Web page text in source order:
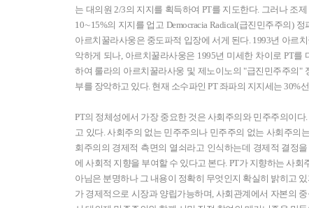
는 대의원 2/3의 지지를 획득하여 PT를 지도한다. 그러나 조
10∼15%의 지지를 업고 Democracia Radical(급진민주주의)
아르치꿀라사웅은 중도파적 입장에 서게 된다. 1993년 아르
악하게 되나, 아르치꿀라사웅은 1995년 미세한 차이로 PT
하여 룰라의 아르치꿀라사웅 및 제노이노의 "급진민주주의"
부를 장악하고 있다. 현재 소수파인 PT 좌파의 지지세는 30%
PT의 정체성에서 가장 중요한 것은 사회주의와 민주주의이
고 있다. 사회주의 없는 민주주의나 민주주의 없는 사회주의
회주의의 경제적 측면의 열쇠라고 인식하는데 경제적 결정
에 사회적 지향을 부여할 수 있다고 본다. PT가 지향하는 사
아님은 분명하나 그 내용이 정확히 무엇인지 확실히 밝히고
가 경제적으로 시장과 양립가능하며, 사회관계에서 자본의